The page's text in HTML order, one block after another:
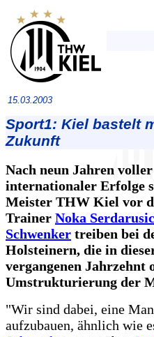
15.03.2003
Sport1: Kiel bastelt
Zukunft
Nach neun Jahren
internationaler Erfolge
Meister THW Kiel vor
Trainer Noka Serdarusic
Schwenker treiben bei
Holsteinern, die in
vergangenen Jahrzehnt
Umstrukturierung der
"Wir sind dabei, eine
aufzubauen, ähnlich wie